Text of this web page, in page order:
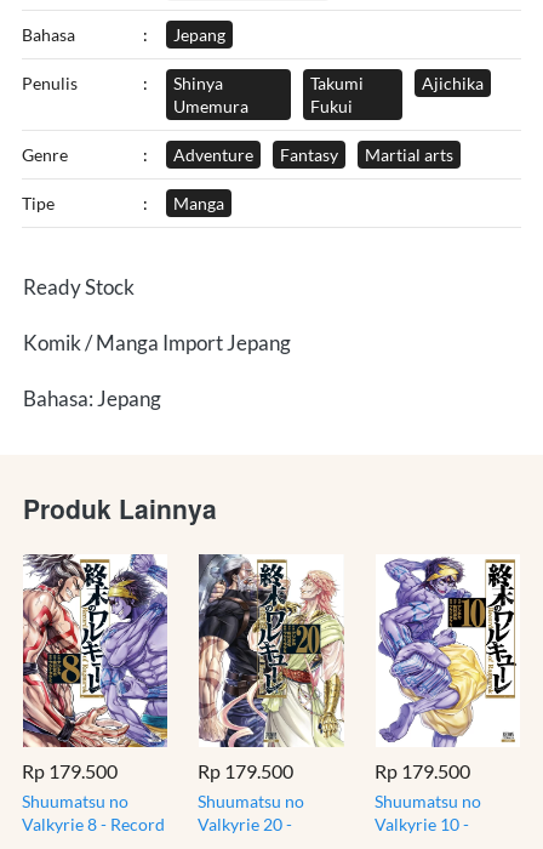
Bahasa : Jepang
Penulis :
Shinya
Umemura
Takumi
Fukui
Ajichika
Genre : Adventure Fantasy Martial arts
Tipe : Manga
Ready Stock
Komik / Manga Import Jepang
Bahasa: Jepang
Produk Lainnya
Rp 179.500
Shuumatsu no
Valkyrie 8 - Record
Rp 179.500
Shuumatsu no
Valkyrie 20 -
Rp 179.500
Shuumatsu no
Valkyrie 10 -